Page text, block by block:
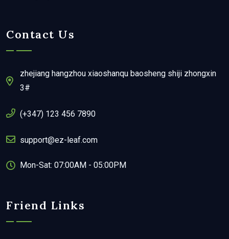
Contact Us
zhejiang hangzhou xiaoshanqu baosheng shiji zhongxin
3#
(+347) 123 456 7890
support@ez-leaf.com
Mon-Sat: 07:00AM - 05:00PM
Friend Links